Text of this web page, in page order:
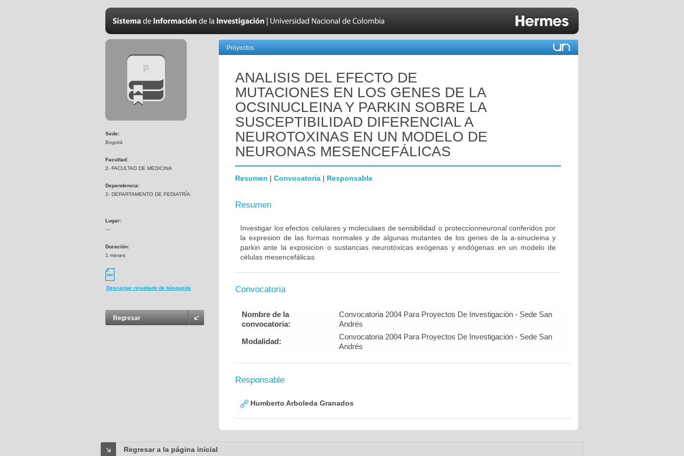
Sede:
Bogotá
Facultad:
2- FACULTAD DE MEDICINA
Dependencia:
2- DEPARTAMENTO DE PEDIATRÍA
Lugar:
---
Duración:
1 meses
Descargar resultado de búsqueda
Regresar
Proyectos
ANALISIS DEL EFECTO DE
MUTACIONES EN LOS GENES DE LA
OCSINUCLEINA Y PARKIN SOBRE LA
SUSCEPTIBILIDAD DIFERENCIAL A
NEUROTOXINAS EN UN MODELO DE
NEURONAS MESENCEFÁLICAS
Resumen | Convocatoria | Responsable
Resumen
Investigar los efectos celulares y moleculaes de sensibilidad o proteccionneuronal conferidos por
la expresion de las formas normales y de algunas mutantes de los genes de la a-sinucleina y
parkin ante la exposicion o sustancias neurotóxicas exógenas y endógenas en un modelo de
células mesencefálicas
Convocatoria
Nombre de la
convocatoria:
Convocatoria 2004 Para Proyectos De Investigación - Sede San
Andrés
Modalidad:
Convocatoria 2004 Para Proyectos De Investigación - Sede San
Andrés
Responsable
Humberto Arboleda Granados
Regresar a la página inicial